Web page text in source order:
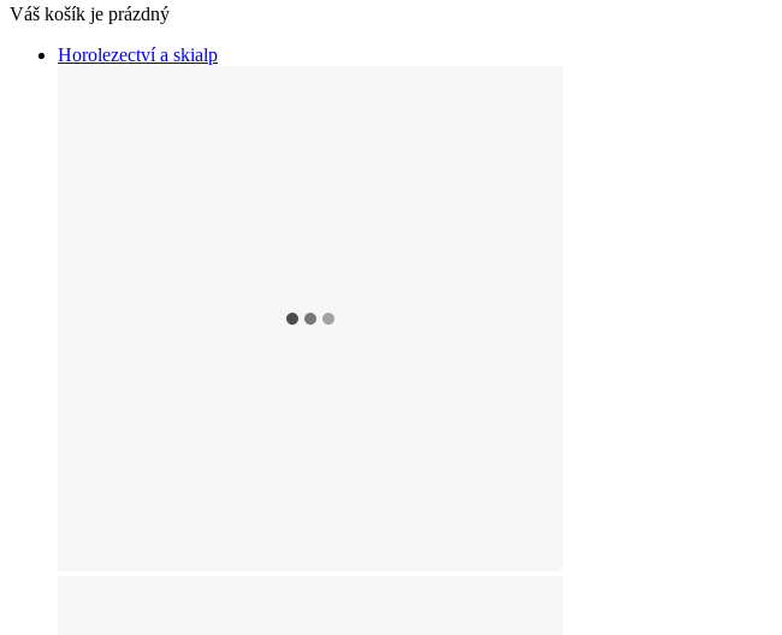
Váš košík je prázdný
Horolezectví a skialp